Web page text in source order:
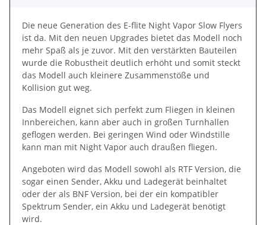
Die neue Generation des E-flite Night Vapor Slow Flyers
ist da. Mit den neuen Upgrades bietet das Modell noch
mehr Spaß als je zuvor. Mit den verstärkten Bauteilen
wurde die Robustheit deutlich erhöht und somit steckt
das Modell auch kleinere Zusammenstöße und
Kollision gut weg.
Das Modell eignet sich perfekt zum Fliegen in kleinen
Innbereichen, kann aber auch in großen Turnhallen
geflogen werden. Bei geringen Wind oder Windstille
kann man mit Night Vapor auch draußen fliegen.
Angeboten wird das Modell sowohl als RTF Version, die
sogar einen Sender, Akku und Ladegerät beinhaltet
oder der als BNF Version, bei der ein kompatibler
Spektrum Sender, ein Akku und Ladegerät benötigt
wird.